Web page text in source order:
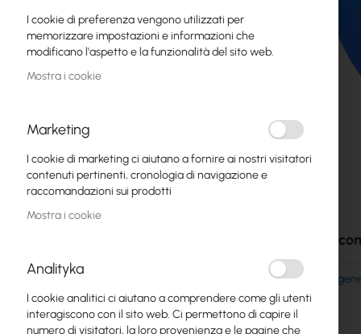
Switch
Punti di Accesso
Cabinets
Cavi LAN
Convertitori di Media
Vai
immagini
Accessori e
Ubiquiti Next-
Gateway Pro
I cookie di preferenza vengono utilizzati per
memorizzare impostazioni e informazioni che
modificano l'aspetto e la funzionalità del sito web.
Mostra i cookie
Marketing
I cookie di marketing ci aiutano a fornire ai nostri visitatori
contenuti pertinenti, cronologia di navigazione e
raccomandazioni sui prodotti
Mostra i cookie
Analityka
I cookie analitici ci aiutano a comprendere come gli utenti
interagiscono con il sito web. Ci permettono di capire il
numero di visitatori, la loro provenienza e le pagine che